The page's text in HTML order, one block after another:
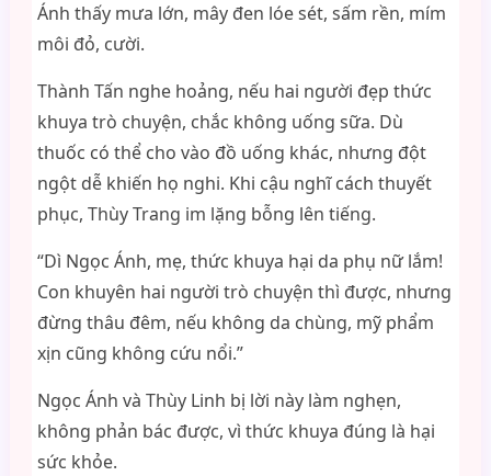
Ánh thấy mưa lớn, mây đen lóe sét, sấm rền, mím
môi đỏ, cười.
Thành Tấn nghe hoảng, nếu hai người đẹp thức
khuya trò chuyện, chắc không uống sữa. Dù
thuốc có thể cho vào đồ uống khác, nhưng đột
ngột dễ khiến họ nghi. Khi cậu nghĩ cách thuyết
phục, Thùy Trang im lặng bỗng lên tiếng.
“Dì Ngọc Ánh, mẹ, thức khuya hại da phụ nữ lắm!
Con khuyên hai người trò chuyện thì được, nhưng
đừng thâu đêm, nếu không da chùng, mỹ phẩm
xịn cũng không cứu nổi.”
Ngọc Ánh và Thùy Linh bị lời này làm nghẹn,
không phản bác được, vì thức khuya đúng là hại
sức khỏe.